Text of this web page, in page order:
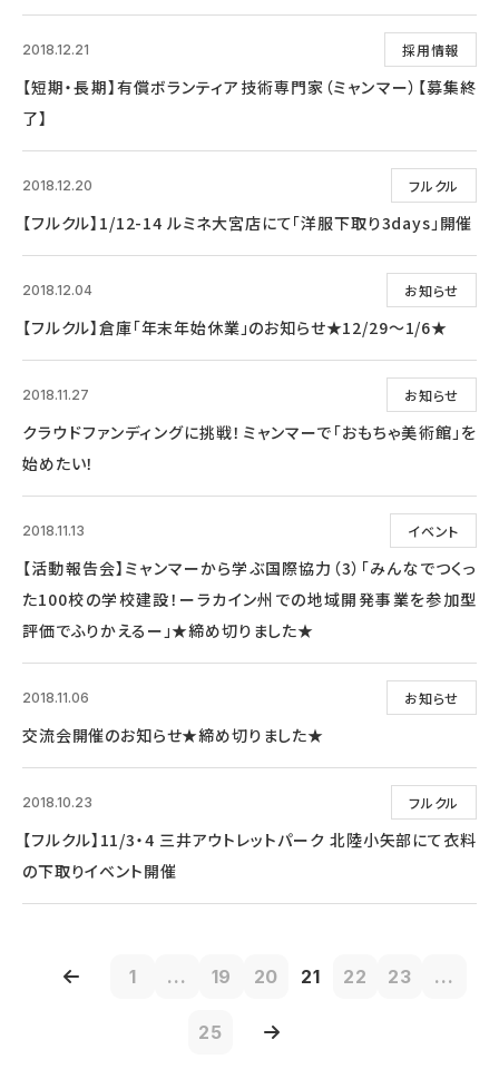
採用情報
2018.12.21
【短期・長期】有償ボランティア技術専門家（ミャンマー）【募集終
了】
フルクル
2018.12.20
【フルクル】1/12-14 ルミネ大宮店にて「洋服下取り3days」開催
お知らせ
2018.12.04
【フルクル】倉庫「年末年始休業」のお知らせ★12/29～1/6★
お知らせ
2018.11.27
クラウドファンディングに挑戦！ミャンマーで「おもちゃ美術館」を
始めたい！
イベント
2018.11.13
【活動報告会】ミャンマーから学ぶ国際協力（3）「みんなでつくっ
た100校の学校建設！ーラカイン州での地域開発事業を参加型
評価でふりかえるー」★締め切りました★
お知らせ
2018.11.06
交流会開催のお知らせ★締め切りました★
フルクル
2018.10.23
【フルクル】11/3・4 三井アウトレットパーク 北陸小矢部にて衣料
の下取りイベント開催
1 ... 19 20 21 22 23 ...
25